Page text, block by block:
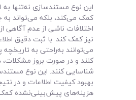
این نوع مستندسازی نه‌تنها
کمک می‌کند، بلکه می‌تواند به
اختلافات ناشی از عدم آگاهی
نیز کمک کند. با ثبت دقیق
می‌توانند به‌راحتی به تاریخچه
کنند و در صورت بروز مشکلات،
شناسایی کنند. این نوع
بهبود کیفیت اطلاعات و در
هزینه‌های پیش‌بینی‌نشده